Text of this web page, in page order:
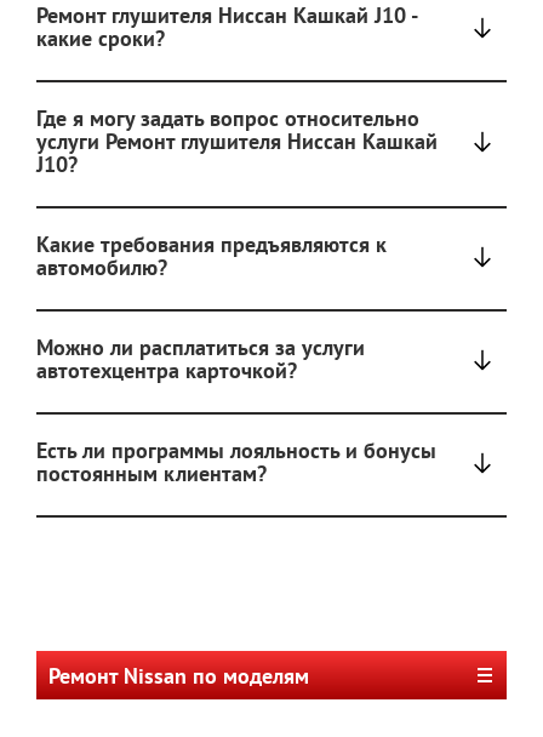
Ремонт глушителя Ниссан Кашкай J10 -
какие сроки?
Где я могу задать вопрос относительно
услуги Ремонт глушителя Ниссан Кашкай
J10?
Какие требования предъявляются к
автомобилю?
Можно ли расплатиться за услуги
автотехцентра карточкой?
Есть ли программы лояльность и бонусы
постоянным клиентам?
Ремонт Nissan по моделям